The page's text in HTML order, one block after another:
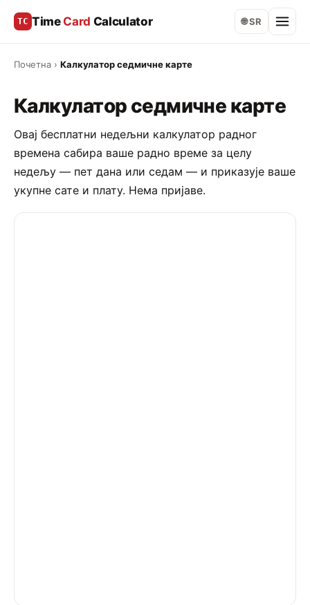
TC Time Card Calculator 🌐 SR
Почетна › Калкулатор седмичне карте
Калкулатор седмичне карте
Овај бесплатни недељни калкулатор радног
времена сабира ваше радно време за целу
недељу — пет дана или седам — и приказује ваше
укупне сате и плату. Нема пријаве.